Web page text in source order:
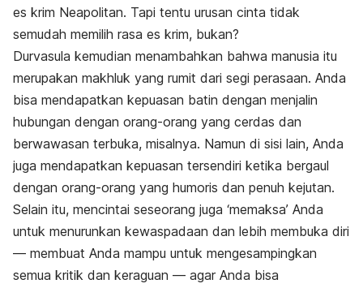
es krim Neapolitan. Tapi tentu urusan cinta tidak
semudah memilih rasa es krim, bukan?
Durvasula kemudian menambahkan bahwa manusia itu
merupakan makhluk yang rumit dari segi perasaan. Anda
bisa mendapatkan kepuasan batin dengan menjalin
hubungan dengan orang-orang yang cerdas dan
berwawasan terbuka, misalnya. Namun di sisi lain, Anda
juga mendapatkan kepuasan tersendiri ketika bergaul
dengan orang-orang yang humoris dan penuh kejutan.
Selain itu, mencintai seseorang juga ‘memaksa’ Anda
untuk menurunkan kewaspadaan dan lebih membuka diri
— membuat Anda mampu untuk mengesampingkan
semua kritik dan keraguan — agar Anda bisa